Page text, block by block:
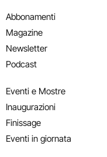
Abbonamenti
Magazine
Newsletter
Podcast
Eventi e Mostre
Inaugurazioni
Finissage
Eventi in giornata